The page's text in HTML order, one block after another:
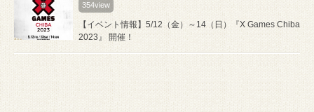
354view
【イベント情報】5/12（金）～14（日）『X Games Chiba
2023』 開催！